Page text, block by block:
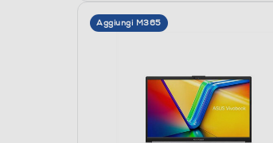
Aggiungi M365